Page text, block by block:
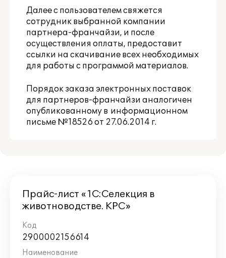
Далее с пользователем свяжется
сотрудник выбранной компании
партнера-франчайзи, и после
осуществления оплаты, предоставит
ссылки на скачивание всех необходимых
для работы с программой материалов.
Порядок заказа электронных поставок
для партнеров-франчайзи аналогичен
опубликованному в информационном
письме №18526 от 27.06.2014 г.
Прайс-лист «1С:Селекция в
животноводстве. КРС»
2900002156614